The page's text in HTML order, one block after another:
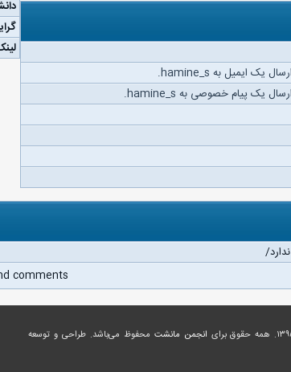
ارسال یک ایمیل به hamine_s.
ارسال یک پیام خصوصی به hamine_s.
comments.
انجمن مانشت محفوظ می‌باشد. طراحی و توسعه